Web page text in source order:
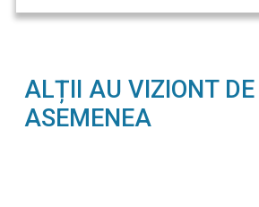
ALȚII AU VIZIONT DE
ASEMENEA